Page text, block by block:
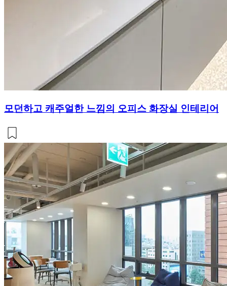
모던하고 캐주얼한 느낌의 오피스 화장실 인테리어